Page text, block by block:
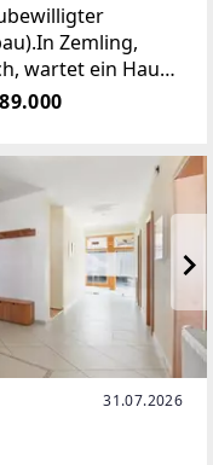
Zemling,
wartet ein Haus
Besitzer.Bauen
Traumhaus ein.
31.07.2026